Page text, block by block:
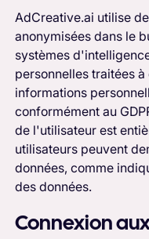
AdCreative.ai utilise
anonymisées dans le
systèmes
personnelles traitées
informations
conformément au
de l'utilisateur est
utilisateurs peuvent
données, comme
des données.
Connexion